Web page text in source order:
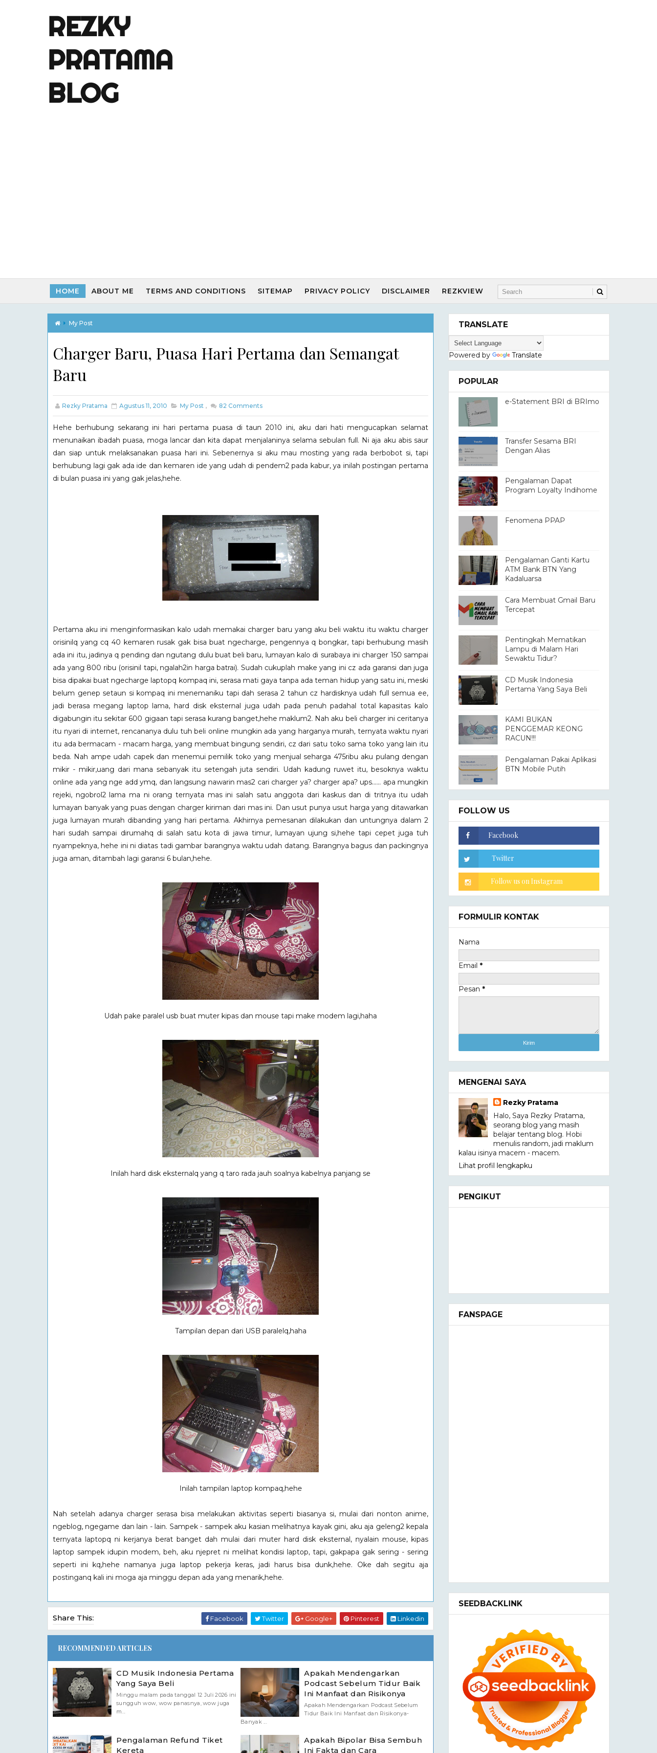
REZKY
PRATAMA
BLOG
HOME ABOUT ME TERMS AND CONDITIONS SITEMAP PRIVACY POLICY DISCLAIMER REZKVIEW
My Post
Charger Baru, Puasa Hari Pertama dan Semangat
Baru
Rezky Pratama Agustus 11, 2010 My Post , 82 Comments
Hehe berhubung sekarang ini hari pertama puasa di taun 2010 ini, aku dari hati mengucapkan selamat
menunaikan ibadah puasa, moga lancar dan kita dapat menjalaninya selama sebulan full. Ni aja aku abis saur
dan siap untuk melaksanakan puasa hari ini. Sebenernya si aku mau mosting yang rada berbobot si, tapi
berhubung lagi gak ada ide dan kemaren ide yang udah di pendem2 pada kabur, ya inilah postingan pertama
di bulan puasa ini yang gak jelas,hehe.
Pertama aku ini menginformasikan kalo udah memakai charger baru yang aku beli waktu itu waktu charger
orisinilq yang cq 40 kemaren rusak gak bisa buat ngecharge, pengennya q bongkar, tapi berhubung masih
ada ini itu, jadinya q pending dan ngutang dulu buat beli baru, lumayan kalo di surabaya ini charger 150 sampai
ada yang 800 ribu (orisinil tapi, ngalah2in harga batrai). Sudah cukuplah make yang ini cz ada garansi dan juga
bisa dipakai buat ngecharge laptopq kompaq ini, serasa mati gaya tanpa ada teman hidup yang satu ini, meski
belum genep setaun si kompaq ini menemaniku tapi dah serasa 2 tahun cz hardisknya udah full semua ee,
jadi berasa megang laptop lama, hard disk eksternal juga udah pada penuh padahal total kapasitas kalo
digabungin itu sekitar 600 gigaan tapi serasa kurang banget,hehe maklum2. Nah aku beli charger ini ceritanya
itu nyari di internet, rencananya dulu tuh beli online mungkin ada yang harganya murah, ternyata waktu nyari
itu ada bermacam - macam harga, yang membuat bingung sendiri, cz dari satu toko sama toko yang lain itu
beda. Nah ampe udah capek dan menemui pemilik toko yang menjual seharga 475ribu aku pulang dengan
mikir - mikir,uang dari mana sebanyak itu setengah juta sendiri. Udah kadung ruwet itu, besoknya waktu
online ada yang nge add ymq, dan langsung nawarin mas2 cari charger ya? charger apa? ups...... apa mungkin
rejeki, ngobrol2 lama ma ni orang ternyata mas ini salah satu anggota dari kaskus dan di tritnya itu udah
lumayan banyak yang puas dengan charger kiriman dari mas ini. Dan usut punya usut harga yang ditawarkan
juga lumayan murah dibanding yang hari pertama. Akhirnya pemesanan dilakukan dan untungnya dalam 2
hari sudah sampai dirumahq di salah satu kota di jawa timur, lumayan ujung si,hehe tapi cepet juga tuh
nyampeknya, hehe ini ni diatas tadi gambar barangnya waktu udah datang. Barangnya bagus dan packingnya
juga aman, ditambah lagi garansi 6 bulan,hehe.
Udah pake paralel usb buat muter kipas dan mouse tapi make modem lagi,haha
Inilah hard disk eksternalq yang q taro rada jauh soalnya kabelnya panjang se
Tampilan depan dari USB paralelq,haha
Inilah tampilan laptop kompaq,hehe
Nah setelah adanya charger serasa bisa melakukan aktivitas seperti biasanya si, mulai dari nonton anime,
ngeblog, ngegame dan lain - lain. Sampek - sampek aku kasian melihatnya kayak gini, aku aja geleng2 kepala
ternyata laptopq ni kerjanya berat banget dah mulai dari muter hard disk eksternal, nyalain mouse, kipas
laptop sampek idupin modem, beh, aku njepret ni melihat kondisi laptop, tapi, gakpapa gak sering - sering
seperti ini kq,hehe namanya juga laptop pekerja keras, jadi harus bisa dunk,hehe. Oke dah segitu aja
postinganq kali ini moga aja minggu depan ada yang menarik,hehe.
Share This: Facebook Twitter Google+ Pinterest Linkedin
RECOMMENDED ARTICLES
CD Musik Indonesia Pertama
Yang Saya Beli
Minggu malam pada tanggal 12 Juli 2026 ini
sungguh wow, wow panasnya, wow juga
m...
Apakah Mendengarkan
Podcast Sebelum Tidur Baik
Ini Manfaat dan Risikonya
Apakah Mendengarkan Podcast Sebelum
Tidur Baik Ini Manfaat dan Risikonya-
Banyak ...
Pengalaman Refund Tiket
Kereta
Apakah Bipolar Bisa Sembuh
Ini Fakta dan Cara
TRANSLATE
Powered by Translate
POPULAR
e-Statement BRI di BRImo
Transfer Sesama BRI
Dengan Alias
Pengalaman Dapat
Program Loyalty Indihome
Fenomena PPAP
Pengalaman Ganti Kartu
ATM Bank BTN Yang
Kadaluarsa
Cara Membuat Gmail Baru
Tercepat
Pentingkah Mematikan
Lampu di Malam Hari
Sewaktu Tidur?
CD Musik Indonesia
Pertama Yang Saya Beli
KAMI BUKAN
PENGGEMAR KEONG
RACUN!!!
Pengalaman Pakai Aplikasi
BTN Mobile Putih
FOLLOW US
FORMULIR KONTAK
Nama
Email *
Pesan *
MENGENAI SAYA
Rezky Pratama
Halo, Saya Rezky Pratama,
seorang blog yang masih
belajar tentang blog. Hobi
menulis random, jadi maklum
kalau isinya macem - macem.
Lihat profil lengkapku
PENGIKUT
FANSPAGE
SEEDBACKLINK